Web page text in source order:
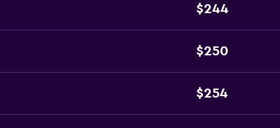
$244
$250
$254